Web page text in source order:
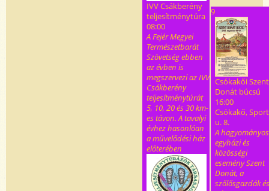
IVV Csákberény
teljesítménytúra
08:00
A Fejér Megyei
Természetbarát
Szövetség ebben
az évben is
megszervezi az IVV
Csákberény
teljesítménytúrát
5, 10, 20 és 30 km-
es távon. A tavalyi
évhez hasonlóan
a művelődési ház
előterében
9
Csókakői Szent
Donát búcsú
16:00
Csókakő, Sport
u. 8.
A hagyományos
egyházi és
közösségi
esemény Szent
Donát, a
szőlősgazdák és